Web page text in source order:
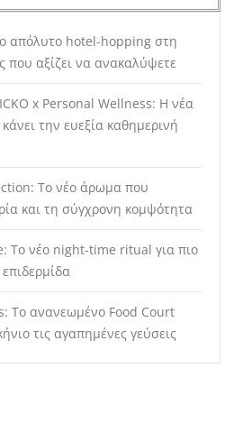
απόλυτο hotel-hopping στη
που αξίζει να ανακαλύψετε
x Personal Wellness: Η νέα
την ευεξία καθημερινή
Το νέο άρωμα που
και τη σύγχρονη κομψότητα
Το νέο night-time ritual για πιο
Το ανανεωμένο Food Court
τις αγαπημένες γεύσεις